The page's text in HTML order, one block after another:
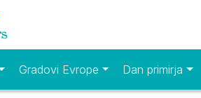
Gradovi Evrope Dan primirja